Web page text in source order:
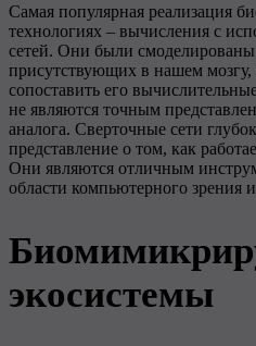
Самая популярная реализация
технологиях – вычисления с
сетей. Они были
присутствующих в нашем мозгу,
сопоставить его
не являются точным
аналога. Сверточные сети
представление о том, как
Они являются отличным
области компьютерного зрения
экосистемы